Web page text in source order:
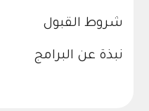
شروط القبول
نبذة عن البرامج